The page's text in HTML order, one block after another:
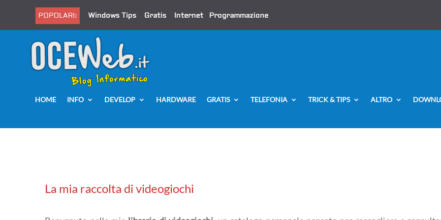
POPOLARI: Windows Tips Gratis Internet Programmazione
HOME INFO DEVELOP HARDWARE GRATIS TELEFONIA TRICK & TIPS ALTRO
La mia raccolta di videogiochi